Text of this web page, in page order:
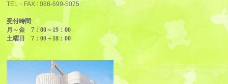
TEL・FAX :088-699-5075
受付時間
月～金 7：00～19：00
土曜日 7：00～18：00